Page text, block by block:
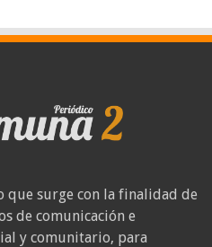
que surge con la finalidad de
de comunicación e
y comunitario, para